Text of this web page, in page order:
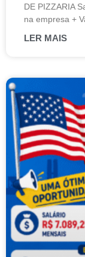
DE PIZZARIA
na empresa +
LER MAIS